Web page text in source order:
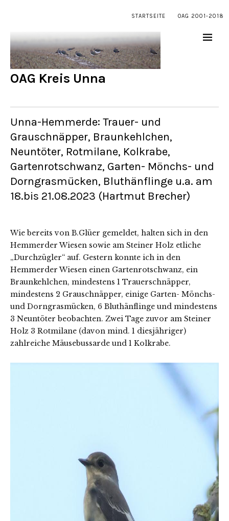
STARTSEITE OAG 2001-2018
OAG Kreis Unna
Unna-Hemmerde: Trauer- und
Grauschnäpper, Braunkehlchen,
Neuntöter, Rotmilane, Kolkrabe,
Gartenrotschwanz, Garten- Mönchs- und
Dorngrasmücken, Bluthänflinge u.a. am
18.bis 21.08.2023 (Hartmut Brecher)
Wie bereits von B.Glüer gemeldet, halten sich in den
Hemmerder Wiesen sowie am Steiner Holz etliche
„Durchzügler“ auf. Gestern konnte ich in den
Hemmerder Wiesen einen Gartenrotschwanz, ein
Braunkehlchen, mindestens 1 Trauerschnäpper,
mindestens 2 Grauschnäpper, einige Garten- Mönchs-
und Dorngrasmücken, 6 Bluthänflinge und mindestens
3 Neuntöter beobachten. Zwei Tage zuvor am Steiner
Holz 3 Rotmilane (davon mind. 1 diesjähriger)
zahlreiche Mäusebussarde und 1 Kolkrabe.